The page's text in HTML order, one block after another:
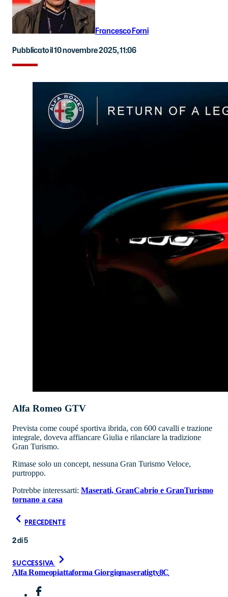
Francesco Forni
Pubblicato il 10 novembre 2025, 11:06
Alfa Romeo GTV
Prevista come coupé sportiva ibrida, con 600 cavalli e trazione
integrale, doveva affiancare Giulia e rilanciare la tradizione
Gran Turismo.
Rimase solo un concept, nessuna Gran Turismo Veloce,
purtroppo.
Potrebbe interessarti: Maserati, GranCabrio e GranTurismo
tornano a casa
PRECEDENTE
2di5
SUCCESSIVA
Alfa Romeopiattaforma Giorgiomaseratigtv8C